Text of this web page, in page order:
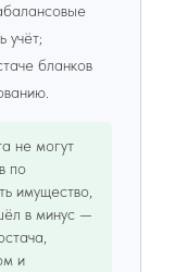
учёт;
бланков
не могут
по
имущество,
в минус —
и